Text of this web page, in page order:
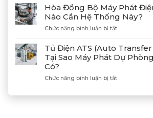
Tác
Cùng
Tân
Giám
Mitsubishi
Heavy
Industries
Khẳng
Vị
Dẫn
Xả
Gió
(Air)
Phát
Bị
Dầu
Xác
Hòa Đồng Bộ Máy Phát
Nào Cần Hệ Thống Này?
Chức năng bình luận bị tắtở
Đồng
Bộ
Máy
Điện
Tủ Điện ATS (Auto Transfer
Tại Sao Máy Phát Dự
Có?
Chức năng bình luận bị tắtở
Điện